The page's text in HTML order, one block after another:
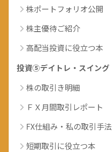
株ポートフォリオ公開
株主優待ご紹介
高配当投資に役立つ本
投資⑤デイトレ・スイング
株の取引き明細
ＦＸ月間取引レポート
FX仕組み・私の取引手法
短期取引に役立つ本